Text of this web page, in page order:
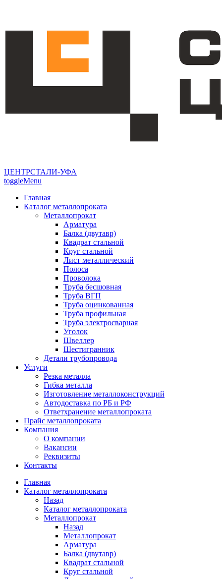
ЦЕНТРСТАЛИ-УФА
toggleMenu
Главная
Каталог металлопроката
Металлопрокат
Арматура
Балка (двутавр)
Квадрат стальной
Круг стальной
Лист металлический
Полоса
Проволока
Труба бесшовная
Труба ВГП
Труба оцинкованная
Труба профильная
Труба электросварная
Уголок
Швеллер
Шестигранник
Детали трубопровода
Услуги
Резка металла
Гибка металла
Изготовление металлоконструкций
Автодоставка по РБ и РФ
Ответхранение металлопроката
Прайс металлопроката
Компания
О компании
Вакансии
Реквизиты
Контакты
Главная
Каталог металлопроката
Назад
Каталог металлопроката
Металлопрокат
Назад
Металлопрокат
Арматура
Балка (двутавр)
Квадрат стальной
Круг стальной